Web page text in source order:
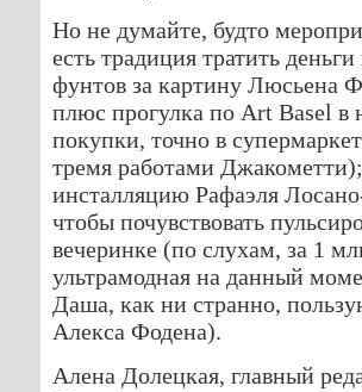
Но не думайте, будто
есть традиция тратить
фунтов за картину Люсьена
плюс прогулка по Art Basel в
покупки, точно в
тремя работами
инсталляцию Рафаэля
чтобы почувствовать
вечеринке (по слухам, за 1
ультрамодная на данный
Даша, как ни странно,
Алекса Фодена).
Алена Долецкая, главный